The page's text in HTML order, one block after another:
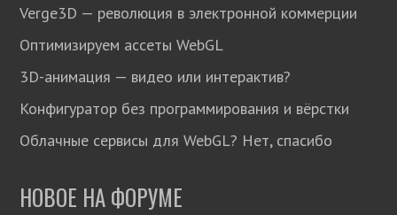
Verge3D — революция в электронной коммерции
Оптимизируем ассеты WebGL
3D-анимация — видео или интерактив?
Конфигуратор без программирования и вёрстки
Облачные сервисы для WebGL? Нет, спасибо
НОВОЕ НА ФОРУМЕ